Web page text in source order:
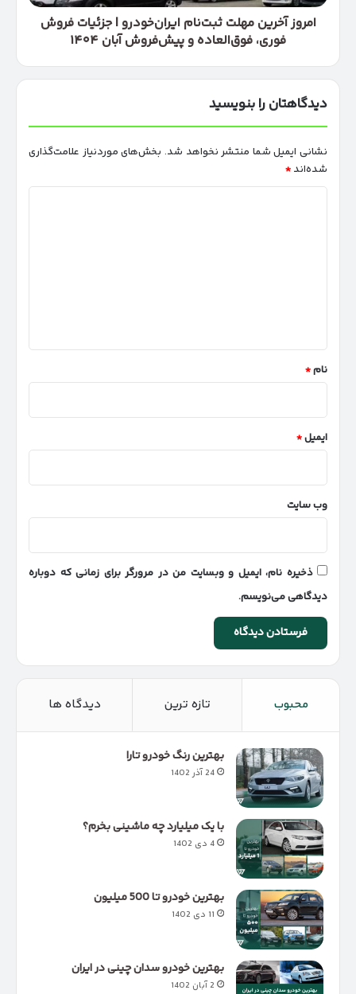
فوری،
فوق‌العاده
امروز آخرین مهلت ثبت‌نام ایران‌خودرو | جزئیات فروش
فوری، فوق‌العاده و پیش‌فروش آبان ۱۴۰۴
دیدگاهتان را بنویسید
نشانی ایمیل شما منتشر نخواهد شد. بخش‌های موردنیاز علامت‌گذاری
شده‌اند *
نام*
ایمیل*
وب‌ سایت
ذخیره نام، ایمیل و وبسایت من در مرورگر برای زمانی که دوباره
دیدگاهی می‌نویسم.
محبوب تازه ترین دیدگاه ها
بهترین رنگ خودرو تارا
24 آذر 1402
با یک میلیارد چه ماشینی بخرم؟
4 دی 1402
بهترین خودرو تا 500 میلیون
11 دی 1402
بهترین خودرو سدان چینی در ایران
2 آبان 1402